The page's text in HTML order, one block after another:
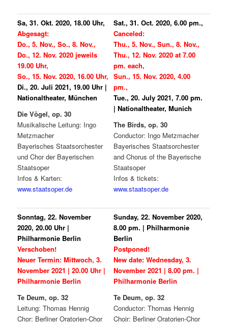
Sa, 31. Okt. 2020, 18.00 Uhr,
Abgesagt:
Do., 5. Nov., So., 8. Nov.,
Do., 12. Nov. 2020 jeweils
19.00 Uhr,
So., 15. Nov. 2020, 16.00 Uhr,
Di., 20. Juli 2021, 19.00 Uhr |
Nationaltheater, München
Die Vögel, op. 30
Musikalische Leitung: Ingo
Metzmacher
Bayerisches Staatsorchester
und Chor der Bayerischen
Staatsoper
Infos & Karten:
www.staatsoper.de
Sat., 31. Oct. 2020, 6.00 pm.,
Canceled:
Thu., 5. Nov., Sun., 8. Nov.,
Thu., 12. Nov. 2020 at 7.00
pm. each,
Sun., 15. Nov. 2020, 4.00
pm.,
Tue., 20. July 2021, 7.00 pm.
| Nationaltheater, Munich
The Birds, op. 30
Conductor: Ingo Metzmacher
Bayerisches Staatsorchester
and Chorus of the Bayerische
Staatsoper
Infos & tickets:
www.staatsoper.de
Sonntag, 22. November
2020, 20.00 Uhr |
Philharmonie Berlin
Verschoben!
Neuer Termin: Mittwoch, 3.
November 2021 | 20.00 Uhr |
Philharmonie Berlin
Te Deum, op. 32
Leitung: Thomas Hennig
Chor: Berliner Oratorien-Chor
Sunday, 22. November 2020,
8.00 pm. | Philharmonie
Berlin
Postponed!
New date: Wednesday, 3.
November 2021 | 8.00 pm. |
Philharmonie Berlin
Te Deum, op. 32
Conductor: Thomas Hennig
Choir: Berliner Oratorien-Chor